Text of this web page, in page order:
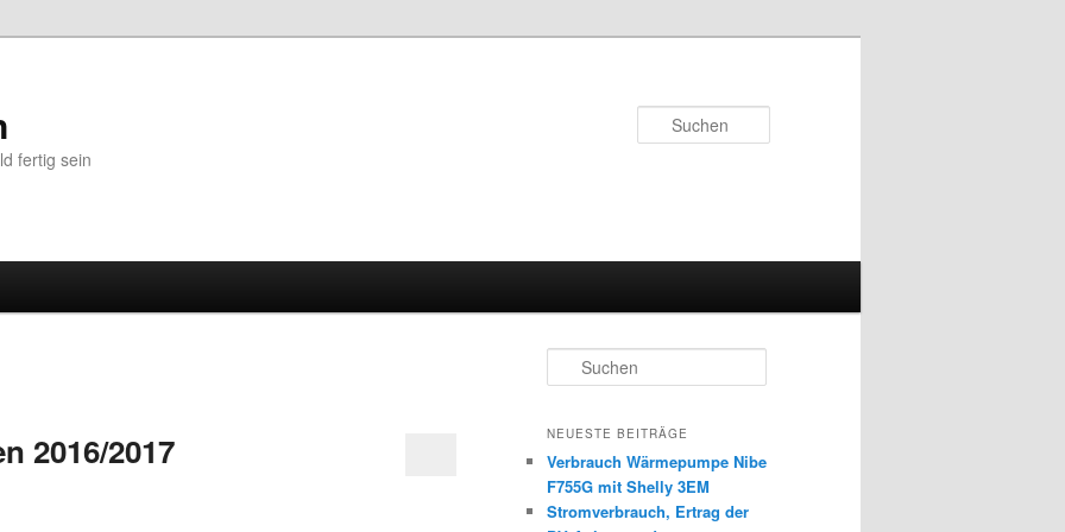
fertig sein
2016/2017
u
h
n
NEUESTE BEITRÄGE
Verbrauch Wärmepumpe Nibe
F755G mit Shelly 3EM
Stromverbrauch, Ertrag der